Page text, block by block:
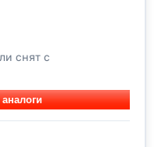
снят с